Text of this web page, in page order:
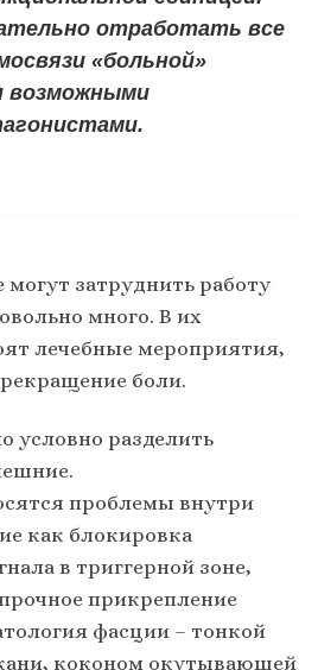
отработать все
«больной»
возможными
затруднить работу
много. В их
лечебные мероприятия,
боли.
условно разделить
проблемы внутри
как блокировка
в триггерной зоне,
прикрепление
фасции – тонкой
коконом окутывающей